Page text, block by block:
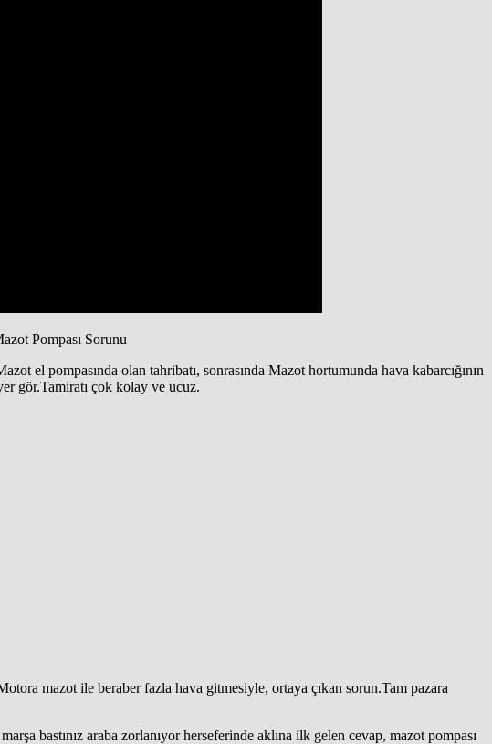
Pompası Sorunu
el pompasında olan tahribatı, sonrasında Mazot hortumunda hava kabarcığının
gör.Tamiratı çok kolay ve ucuz.
mazot ile beraber fazla hava gitmesiyle, ortaya çıkan sorun.Tam pazara
bastınız araba zorlanıyor herseferinde aklına ilk gelen cevap, mazot pompası